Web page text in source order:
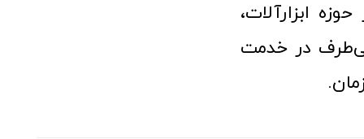
ابزارآلات،
در خدمت